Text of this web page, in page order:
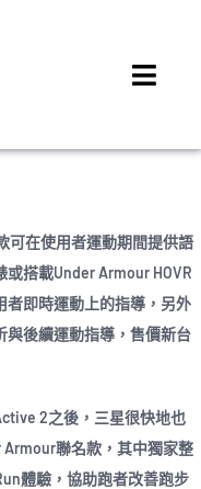
可在使用者運動期間提供語
搭載Under Armour HOVR
者即時運動上的指導，另外
與後續運動指導，售價新台
2之後，三星很快地也
Armour聯名款，其中獨家整
體驗，協助跑者改善跑步